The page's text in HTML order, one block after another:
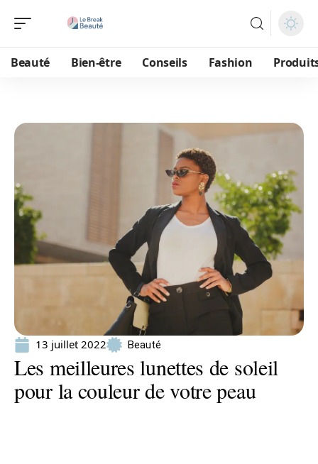
Beauté Bien-être Conseils Fashion
13 juillet 2022 Beauté
Les meilleures lunettes de soleil
pour la couleur de votre peau